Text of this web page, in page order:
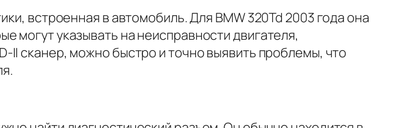
встроенная в автомобиль. Для BMW 320Td 2003 года она
могут указывать на неисправности двигателя,
II сканер, можно быстро и точно выявить проблемы, что